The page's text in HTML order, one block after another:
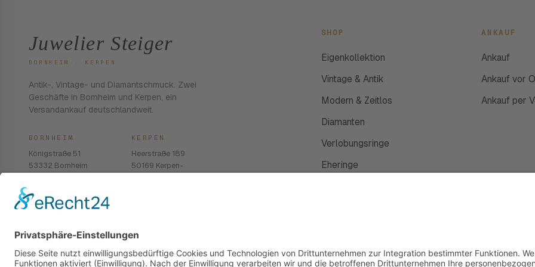
Juwelier Steiger
BORNHEIM · KERPEN
Antik-, Vintage- und Diamantschmuck. Zwei
Geschäfte in Bornheim und Kerpen, ein
Versandankauf deutschlandweit.
BORNHEIM
Königstraße 51
53332 Bornheim
KERPEN
Heerstraße 189
50169 Kerpen-
SHOP
Eigenkollektion
Vintage & Antik
Modern & Zeitlos
Diamanten
Verlobungsringe
Eheringe
ANKAUF
Ankauf
Ankauf vor
Ankauf per